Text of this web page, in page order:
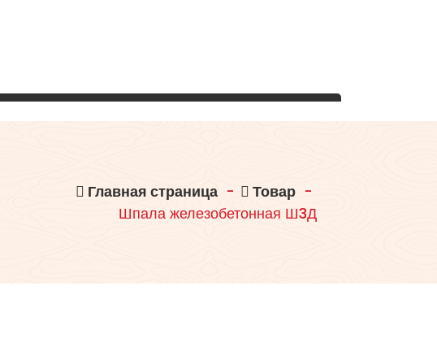
Главная страница - Товар -
Шпала железобетонная Ш3Д